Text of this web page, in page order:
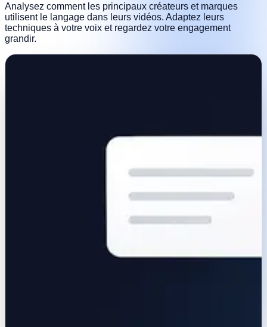
Analysez comment les principaux créateurs et marques
utilisent le langage dans leurs vidéos. Adaptez leurs
techniques à votre voix et regardez votre engagement
grandir.